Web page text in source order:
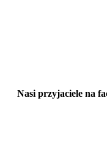
Nasi przyjaciele na